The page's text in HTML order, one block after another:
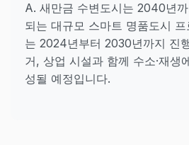
A. 새만금 수변도시는 2040년
되는 대규모 스마트 명품도시 프
는 2024년부터 2030년까지 진
거, 상업 시설과 함께 수소·재생
성될 예정입니다.